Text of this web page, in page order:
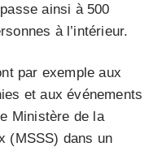
ainsi à 500
à l’intérieur.
par exemple aux
et aux événements
Ministère de la
(MSSS) dans un